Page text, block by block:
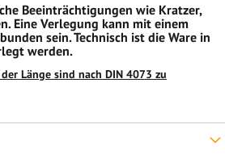
Beeinträchtigungen wie Kratzer,
Eine Verlegung kann mit einem
sein. Technisch ist die Ware in
werden.
Länge sind nach DIN 4073 zu